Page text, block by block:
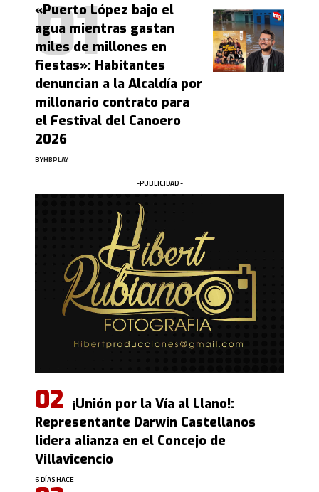
«Puerto López bajo el
agua mientras gastan
miles de millones en
fiestas»: Habitantes
denuncian a la Alcaldía por
millonario contrato para
el Festival del Canoero
2026
BYHBPLAY
-PUBLICIDAD -
¡Unión por la Vía al Llano!:
Representante Darwin Castellanos
lidera alianza en el Concejo de
Villavicencio
6 DÍAS HACE